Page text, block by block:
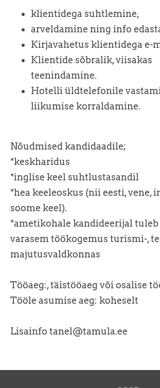
klientidega suhtlemine,
arveldamine ning info
Kirjavahetus klientidega e-
Klientide sõbralik, viisakas
teenindamine.
Hotelli üldtelefonile
liikumise korraldamine.
Nõudmised kandidaadile;
*keskharidus
*inglise keel suhtlustasandil
*hea keeleoskus (nii eesti, vene,
soome keel).
*ametikohale kandideerijal tuleb
varasem töökogemus turismi-,
majutusvaldkonnas
Tööaeg:, täistööaeg või osalise
Tööle asumise aeg: koheselt
Lisainfo tanel@tamula.ee